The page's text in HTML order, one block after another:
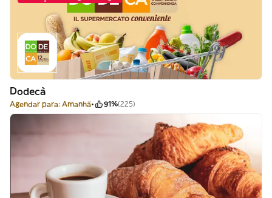
Dodecà
Agendar para: Amanhã 91%(225)